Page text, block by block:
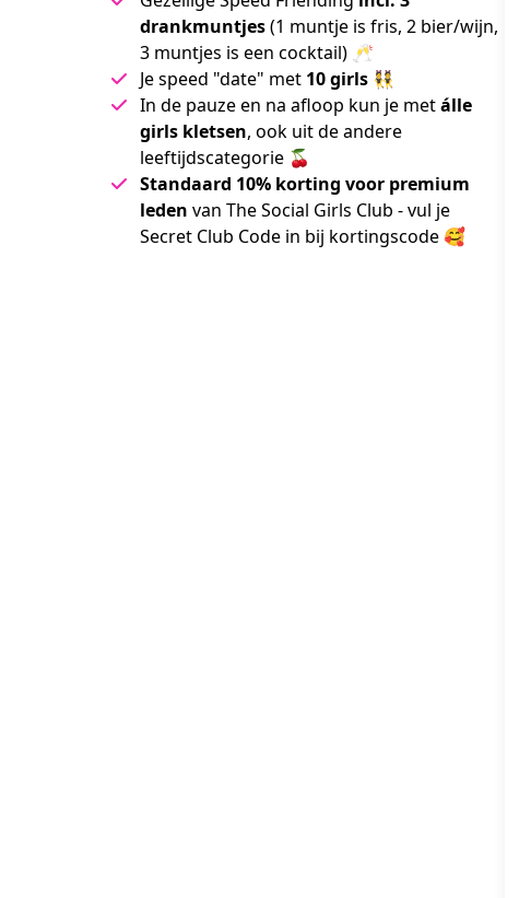
drankmuntjes(1 muntje is fris, 2 bier/wijn,
3 muntjes is een cocktail) 🥂
Je speed "date" met 10 girls 👯
In de pauze en na afloop kun je metálle
girls kletsen, ook uit de andere
leeftijdscategorie 🍒
Standaard 10% korting voor premium
leden van The Social Girls Club - vul je
Secret Club Code in bij kortingscode 🥰